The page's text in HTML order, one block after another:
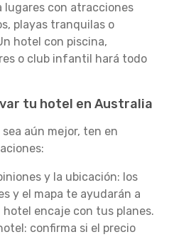
lugares con atracciones
playas tranquilas o
hotel con piscina,
o club infantil hará todo
tu hotel en Australia
aún mejor, ten en
y la ubicación: los
y el mapa te ayudarán a
encaje con tus planes.
confirma si el precio